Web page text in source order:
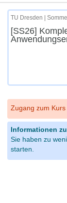
TU Dresden |
[SS26]
Zugang zum
Informationen
Sie haben zu
starten.